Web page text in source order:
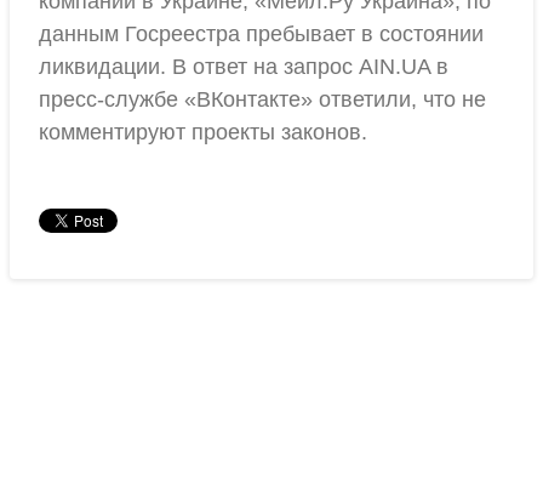
данным Госреестра пребывает в состоянии
ликвидации. В ответ на запрос AIN.UA в
пресс-службе «ВКонтакте» ответили, что не
комментируют проекты законов.